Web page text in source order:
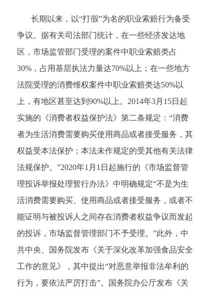
长期以来，以“打假”为名的职业索赔行为备受
争议。据有关司法部门统计，在一些经济发达地
区，市场监管部门受理的案件中职业索赔类占
30%，占用基层执法力量达70%以上；在一些地方
法院受理的消费维权案件中职业索赔类达50%以
上，有地区甚至达到90%以上。2014年3月15日起
实施的《消费者权益保护法》第二条规定：“消费
者为生活消费需要购买使用商品或者接受服务，其
权益受本法保护；本法未作规定的受其他有关法律
法规保护。”2020年1月1日起施行的《市场监督管
理投诉举报处理暂行办法》中明确规定“不是为生
活消费需要购买、使用商品或者接受服务，或者不
能证明与被投诉人之间存在消费者权益争议而发起
的投诉，市场监督管理部门不予受理。”此外，中
共中央、国务院发布《关于深化改革加强食品安全
工作的意见》，其中提出“对恶意举报非法牟利的
行为，要依法严厉打击”。国务院办公厅发布《关